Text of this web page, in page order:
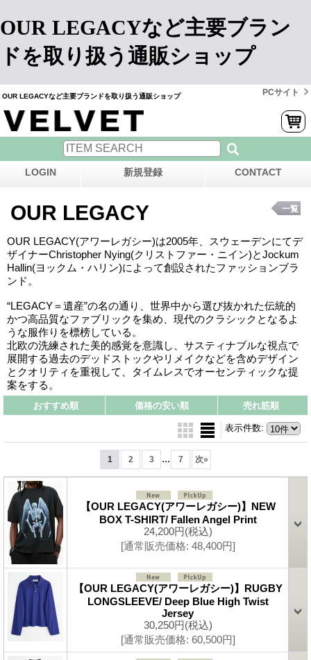
OUR LEGACYなど主要ブラン
ドを取り扱う通販ショップ
OUR LEGACYなど主要ブランドを取り扱う通販ショップ PCサイト
LOGIN 新規登録 CONTACT
OUR LEGACY
OUR LEGACY(アワーレガシー)は2005年、スウェーデンにてデ
ザイナーChristopher Nying(クリストファー・ニイン)とJockum
Hallin(ヨックム・ハリン)によって創設されたファッションブラ
ンド。
“LEGACY＝遺産”の名の通り、世界中から選び抜かれた伝統的
かつ高品質なファブリックを集め、現代のクラシックとなるよ
うな服作りを標榜している。
北欧の洗練された美的感覚を意識し、サスティナブルな視点で
展開する過去のデッドストックやリメイクなどを含めデザイン
とクオリティを重視して、タイムレスでオーセンティックな提
案をする。
一覧
おすすめ順 価格の安い順 売れ筋順
表示件数:
1 2 3 ... 7 次»
【OUR LEGACY(アワーレガシー)】NEW
BOX T-SHIRT/ Fallen Angel Print
24,200円(税込)
[通常販売価格: 48,400円]
【OUR LEGACY(アワーレガシー)】RUGBY
LONGSLEEVE/ Deep Blue High Twist
Jersey
30,250円(税込)
[通常販売価格: 60,500円]